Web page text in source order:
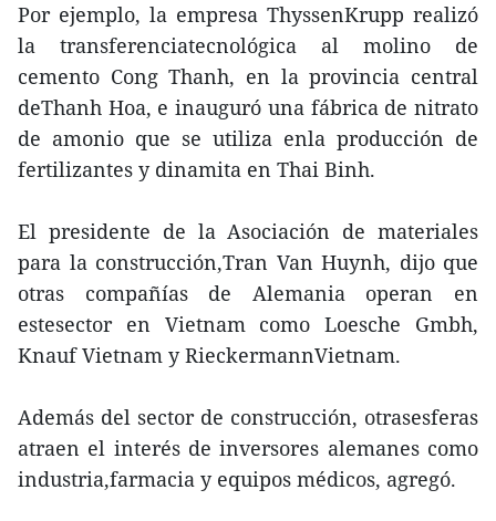
Por ejemplo, la empresa ThyssenKrupp realizó
la transferenciatecnológica al molino de
cemento Cong Thanh, en la provincia central
deThanh Hoa, e inauguró una fábrica de nitrato
de amonio que se utiliza enla producción de
fertilizantes y dinamita en Thai Binh.
El presidente de la Asociación de materiales
para la construcción,Tran Van Huynh, dijo que
otras compañías de Alemania operan en
estesector en Vietnam como Loesche Gmbh,
Knauf Vietnam y RieckermannVietnam.
Además del sector de construcción, otrasesferas
atraen el interés de inversores alemanes como
industria,farmacia y equipos médicos, agregó.